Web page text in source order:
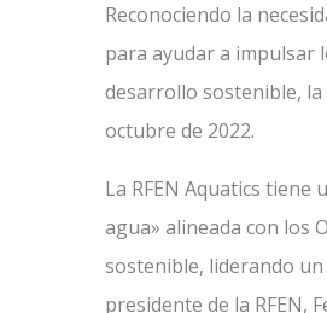
Reconociendo la
para ayudar a impulsar
desarrollo sostenible, la
octubre de 2022.
La RFEN Aquatics tiene
agua» alineada con los
sostenible, liderando un
presidente de la RFEN,